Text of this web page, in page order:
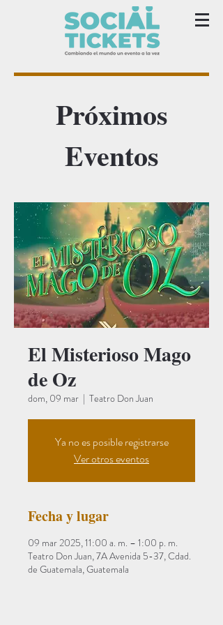
El Misterioso Mago
de Oz
dom, 09 mar
  |
Teatro Don Juan
Ya no es posible registrarse
Ver otros eventos
Fecha y lugar
09 mar 2025, 11:00 a. m. – 1:00 p. m.
Teatro Don Juan, 7A Avenida 5-37, Cdad.
de Guatemala, Guatemala
Próximos
Eventos